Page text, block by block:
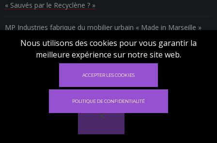
Ce site utilise des cookies pour vous garantir
la meilleure expérience sur notre site.
déclin Acceptez
✕
« Sauvés par le Recyclène ? »
MP Industries fabrique du mobilier urbain « Made in Marseille »
Recycler le polyéthylène en mobilier urbain
Nous utilisons des cookies pour vous garantir la
meilleure expérience sur notre site web.
ACCEPTER LES COOKIES
POLITIQUE DE CONFIDENTIALITÉ